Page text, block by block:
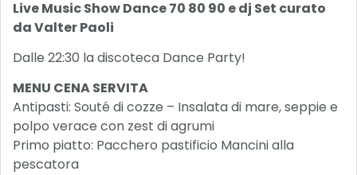
Live Music Show Dance 70 80 90 e dj Set curato
da Valter Paoli
Dalle 22:30 la discoteca Dance Party!
MENU CENA SERVITA
Antipasti: Souté di cozze – Insalata di mare, seppie e
polpo verace con zest di agrumi
Primo piatto: Pacchero pastificio Mancini alla
pescatora